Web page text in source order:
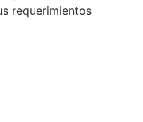
requerimientos